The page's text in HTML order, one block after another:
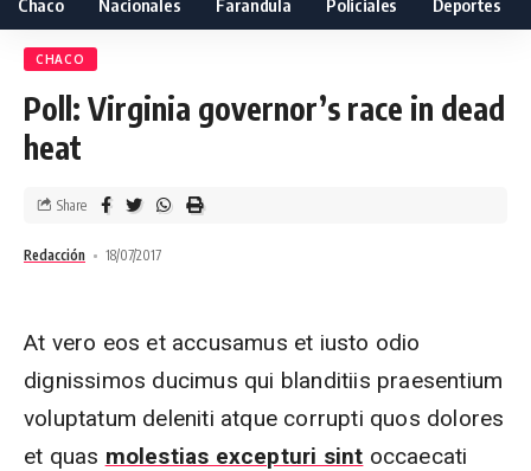
Chaco Nacionales Farandula Policiales Deportes
CHACO
Poll: Virginia governor’s race in dead
heat
Redacción 18/07/2017
Share
At vero eos et accusamus et iusto odio
dignissimos ducimus qui blanditiis praesentium
voluptatum deleniti atque corrupti quos dolores
et quas molestias excepturi sint occaecati